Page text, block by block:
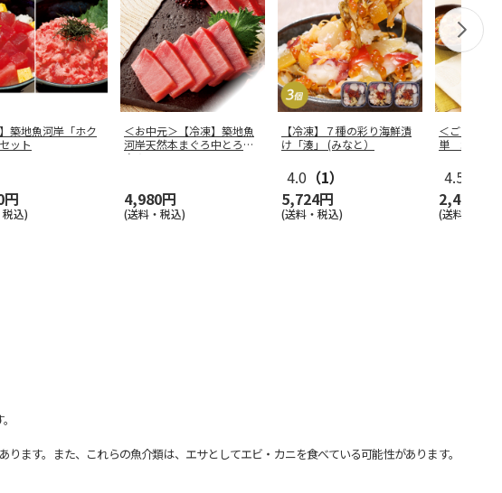
】築地魚河岸「ホク
ット
込)
＜お中元＞【冷凍】築地魚
河岸天然本まぐろ中とろ赤
身Ａ
4,980円
(送料・税込)
【冷凍】７種の彩り海鮮漬
け「湊」 (みなと）
4.0 （1）
5,724円
(送料・税込)
＜ご自宅用
単 北海道
4.5
2,480円
(送料・税込)
ます。また、これらの魚介類は、エサとしてエビ・カニを食べている可能性があります。